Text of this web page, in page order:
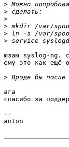
>
>
>
>
>
>
юзаю syslog-ng.
ему это как ещё
>
ага
спасибо за
--
anton